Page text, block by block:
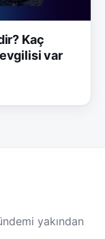
Kaç
var
yakından